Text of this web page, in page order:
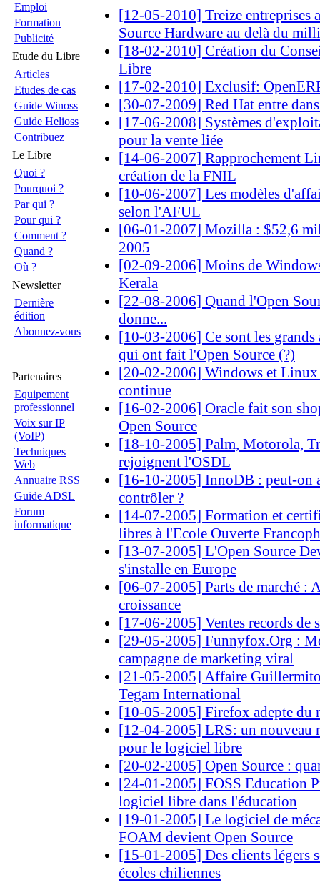
Emploi
Formation
Publicité
Etude du Libre
Articles
Etudes de cas
Guide Winoss
Guide Helioss
Contribuez
Le Libre
Quoi ?
Pourquoi ?
Par qui ?
Pour qui ?
Comment ?
Quand ?
Où ?
Newsletter
Dernière
édition
Abonnez-vous
Partenaires
Equipement
professionnel
Voix sur IP
(VoIP)
Techniques
Web
Annuaire RSS
Guide ADSL
Forum
informatique
[12-05-2010] Treize entreprises
Source Hardware au delà du
[18-02-2010] Création du
Libre
[17-02-2010] Exclusif:
[30-07-2009] Red Hat entre
[17-06-2008] Systèmes
pour la vente liée
[14-06-2007] Rapprochement
création de la FNIL
[10-06-2007] Les modèles
selon l'AFUL
[06-01-2007] Mozilla : $52,6
2005
[02-09-2006] Moins de
Kerala
[22-08-2006] Quand l'Open
donne...
[10-03-2006] Ce sont les grands
qui ont fait l'Open Source (?)
[20-02-2006] Windows et Linux
continue
[16-02-2006] Oracle fait son
Open Source
[18-10-2005] Palm, Motorola,
rejoignent l'OSDL
[16-10-2005] InnoDB : peut-on
contrôler ?
[14-07-2005] Formation et
libres à l'Ecole Ouverte
[13-07-2005] L'Open Source
s'installe en Europe
[06-07-2005] Parts de marché :
croissance
[17-06-2005] Ventes records de
[29-05-2005] Funnyfox.Org :
campagne de marketing viral
[21-05-2005] Affaire
Tegam International
[10-05-2005] Firefox adepte du
[12-04-2005] LRS: un nouveau
pour le logiciel libre
[20-02-2005] Open Source :
[24-01-2005] FOSS Education
logiciel libre dans l'éducation
[19-01-2005] Le logiciel de
FOAM devient Open Source
[15-01-2005] Des clients légers
écoles chiliennes